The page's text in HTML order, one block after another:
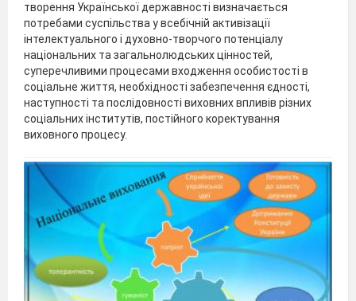
творення Української державності визначається
потребами суспільства у всебічній активізації
інтелектуального і духовно-творчого потенціалу
національних та загальнолюдських цінностей,
суперечливими процесами входження особистості в
соціальне життя, необхідності забезпечення єдності,
наступності та послідовності виховних впливів різних
соціальних інститутів, постійного коректування
виховного процесу.